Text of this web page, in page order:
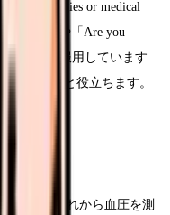
any allergies or medical
すか？）や「Are you
何か薬を服用しています
えておくと役立ちます。
ります。
now.」（これから血圧を測